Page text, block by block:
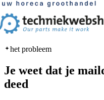
het probleem
Je weet dat je
deed